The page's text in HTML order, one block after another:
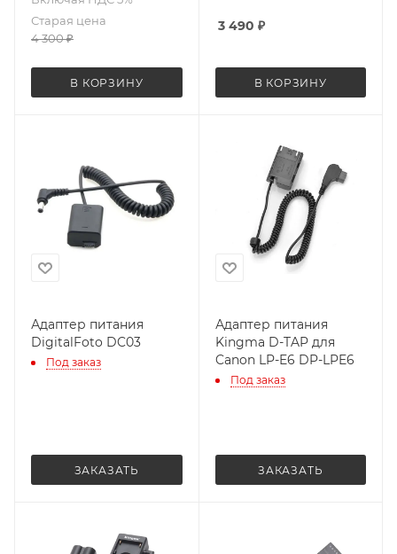
Старая цена
4 300₽
В КОРЗИНУ
3 490 ₽
В КОРЗИНУ
Адаптер питания
DigitalFoto DC03
Под заказ
ЗАКАЗАТЬ
Адаптер питания
Kingma D-TAP для
Canon LP-E6 DP-LPE6
Под заказ
ЗАКАЗАТЬ